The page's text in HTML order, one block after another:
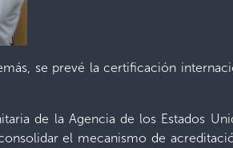
se prevé la certificación
de la Agencia de los Estados
el mecanismo de